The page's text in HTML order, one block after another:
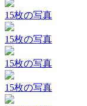
15枚の写真
15枚の写真
15枚の写真
15枚の写真